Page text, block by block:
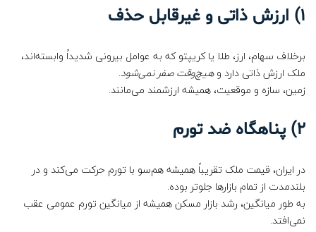
1) ارزش ذاتی و غیرقابل حذف
برخلاف سهام، ارز، طلا یا کریپتو که به عوامل بیرونی شدیداً وابسته‌اند،
ملک ارزش ذاتی دارد وهیچ‌وقت صفر نمی‌شود.
زمین، سازه و موقعیت، همیشه ارزشمند می‌مانند.
2) پناهگاه ضد تورم
در ایران، قیمت ملک تقریباً همیشه هم‌سو با تورم حرکت می‌کند و در
بلندمدت از تمام بازارها جلوتر بوده.
به طور میانگین، رشد بازار مسکن همیشه از میانگین تورم عمومی عقب
نمی‌افتد.